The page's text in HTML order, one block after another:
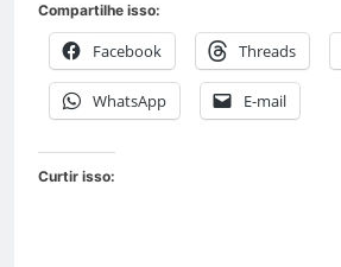
Compartilhe isso:
Facebook Threads
WhatsApp E-mail
Curtir isso: